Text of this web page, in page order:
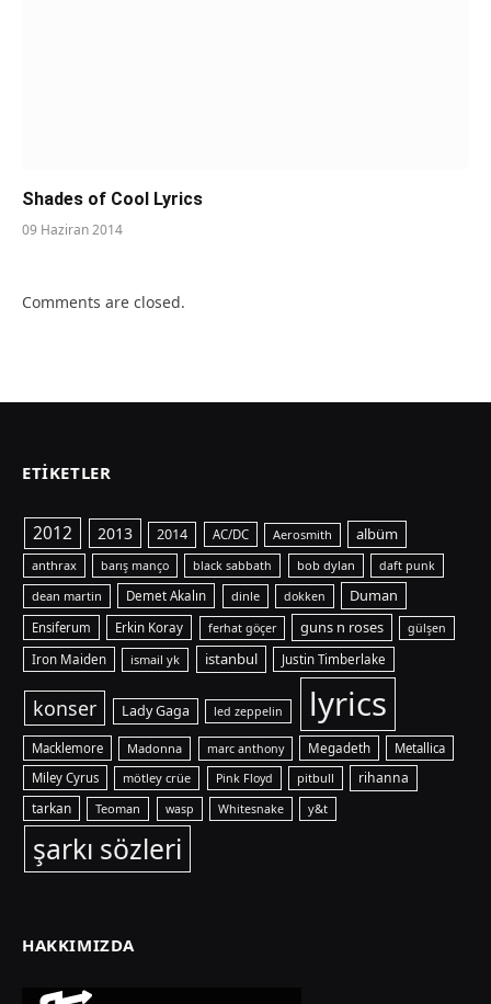
Shades of Cool Lyrics
09 Haziran 2014
Comments are closed.
ETIKETLER
2012 2013 2014 AC/DC Aerosmith albüm
anthrax barış manço black sabbath bob dylan daft punk
dean martin Demet Akalın dinle dokken Duman
Ensiferum Erkin Koray ferhat göçer guns n roses gülşen
Iron Maiden ismail yk istanbul Justin Timberlake
konser Lady Gaga led zeppelin lyrics
Macklemore Madonna marc anthony Megadeth
Metallica
Miley Cyrus
mötley crüe Pink Floyd pitbull rihanna
tarkan Teoman wasp Whitesnake y&t
şarkı sözleri
HAKKIMIZDA